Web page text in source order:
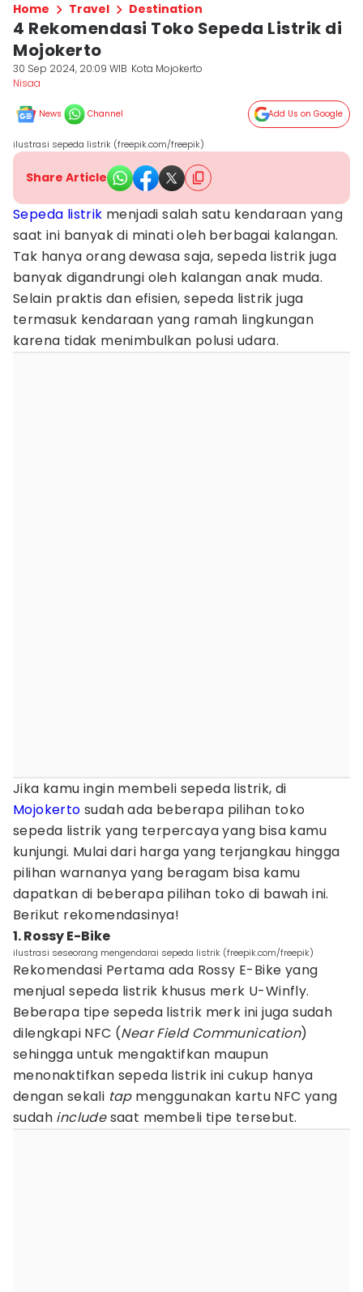
Home Travel Destination
4 Rekomendasi Toko Sepeda Listrik di
Mojokerto
30 Sep 2024, 20:09 WIB Kota Mojokerto
Nisaa
News Channel Add Us on Google
ilustrasi sepeda listrik (freepik.com/freepik)
Share Article
Sepeda listrik menjadi salah satu kendaraan yang
saat ini banyak di minati oleh berbagai kalangan.
Tak hanya orang dewasa saja, sepeda listrik juga
banyak digandrungi oleh kalangan anak muda.
Selain praktis dan efisien, sepeda listrik juga
termasuk kendaraan yang ramah lingkungan
karena tidak menimbulkan polusi udara.
Jika kamu ingin membeli sepeda listrik, di
Mojokerto sudah ada beberapa pilihan toko
sepeda listrik yang terpercaya yang bisa kamu
kunjungi. Mulai dari harga yang terjangkau hingga
pilihan warnanya yang beragam bisa kamu
dapatkan di beberapa pilihan toko di bawah ini.
Berikut rekomendasinya!
1. Rossy E-Bike
ilustrasi seseorang mengendarai sepeda listrik (freepik.com/freepik)
Rekomendasi Pertama ada Rossy E-Bike yang
menjual sepeda listrik khusus merk U-Winfly.
Beberapa tipe sepeda listrik merk ini juga sudah
dilengkapi NFC (Near Field Communication)
sehingga untuk mengaktifkan maupun
menonaktifkan sepeda listrik ini cukup hanya
dengan sekali tap menggunakan kartu NFC yang
sudah includesaat membeli tipe tersebut.